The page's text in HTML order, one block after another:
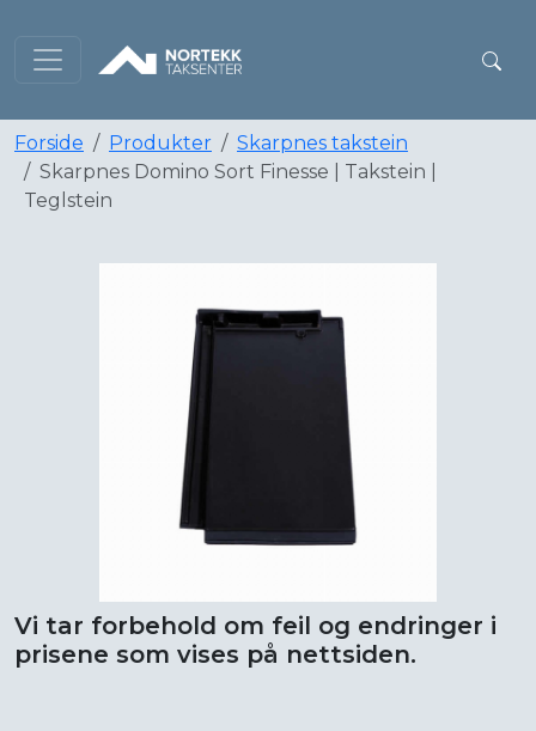
Forside Produkter
Skarpnes takstein
Skarpnes Domino Sort Finesse | Takstein |
Teglstein
Vi tar forbehold om feil og endringer i
prisene som vises på nettsiden.